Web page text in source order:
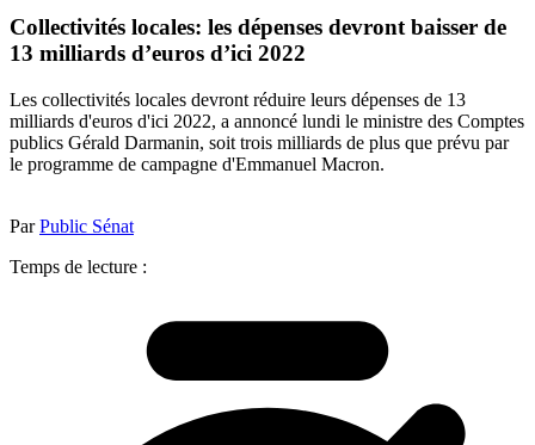
Collectivités locales: les dépenses devront baisser de
13 milliards d’euros d’ici 2022
Les collectivités locales devront réduire leurs dépenses de 13
milliards d'euros d'ici 2022, a annoncé lundi le ministre des Comptes
publics Gérald Darmanin, soit trois milliards de plus que prévu par
le programme de campagne d'Emmanuel Macron.
ParPublic Sénat
Temps de lecture :